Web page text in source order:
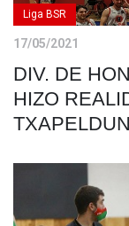
Liga BSR
17/05/2021
DIV. DE
HIZO